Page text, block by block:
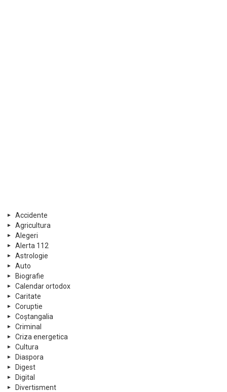
Accidente
Agricultura
Alegeri
Alerta 112
Astrologie
Auto
Biografie
Calendar ortodox
Caritate
Coruptie
Coștangalia
Criminal
Criza energetica
Cultura
Diaspora
Digest
Digital
Divertisment